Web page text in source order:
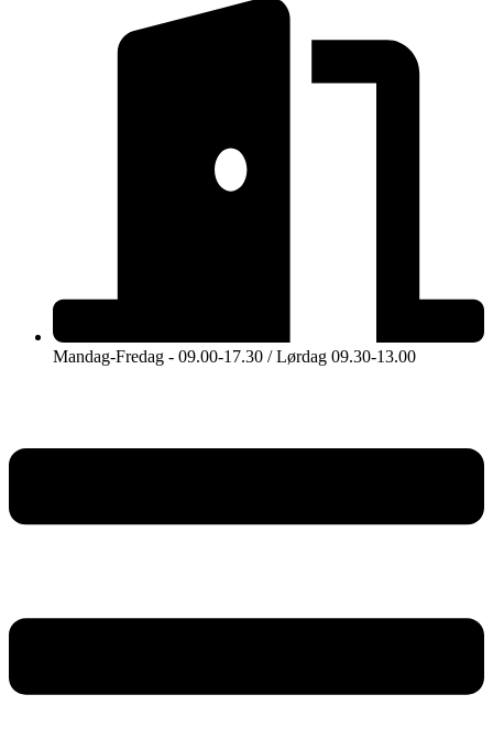
Mandag-Fredag - 09.00-17.30 / Lørdag 09.30-13.00